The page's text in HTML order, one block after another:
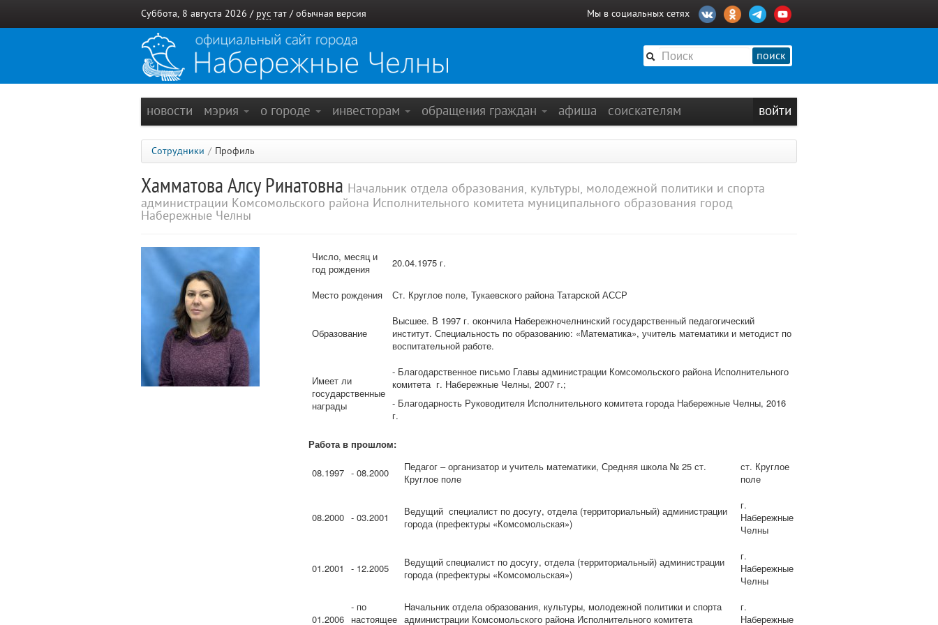
Суббота, 8 августа 2026 / рус тат / обычная версия Мы в социальных сетях
поиск
новости мэрия о городе инвесторам обращения граждан афиша соискателям войти
Сотрудники / Профиль
Хамматова Алсу Ринатовна Начальник отдела образования, культуры, молодежной политики и спорта
администрации Комсомольского района Исполнительного комитета муниципального образования город
Набережные Челны
Число, месяц и
год рождения
20.04.1975 г.
Место рождения Ст. Круглое поле, Тукаевского района Татарской АССР
Образование
Высшее. В 1997 г. окончила Набережночелнинский государственный педагогический
институт. Специальность по образованию: «Математика», учитель математики и методист по
воспитательной работе.
Имеет ли
государственные
награды
- Благодарственное письмо Главы администрации Комсомольского района Исполнительного
комитета г. Набережные Челны, 2007 г.;
- Благодарность Руководителя Исполнительного комитета города Набережные Челны, 2016
г.
Работа в прошлом:
08.1997 - 08.2000
Педагог – организатор и учитель математики, Средняя школа № 25 ст.
Круглое поле
ст. Круглое
поле
08.2000 - 03.2001
Ведущий специалист по досугу, отдела (территориальный) администрации
города (префектуры «Комсомольская»)
г.
Набережные
Челны
01.2001 - 12.2005
Ведущий специалист по досугу, отдела (территориальный) администрации
города (префектуры «Комсомольская»)
г.
Набережные
Челны
01.2006
- по
настоящее
Начальник отдела образования, культуры, молодежной политики и спорта
администрации Комсомольского района Исполнительного комитета
г.
Набережные